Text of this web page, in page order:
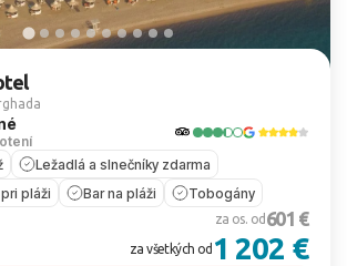
Ležadlá a slnečníky zdarma
pláži
Bar na pláži Tobogány
za os. od 601 €
za všetkých od 1 202 €